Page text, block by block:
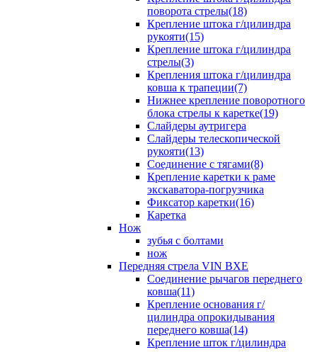
поворота стрелы(18)
Крепление штока г/цилиндра
рукояти(15)
Крепление штока г/цилиндра
стрелы(3)
Крепления штока г/цилиндра
ковша к трапеции(7)
Нижнее крепление поворотного
блока стрелы к каретке(19)
Слайдеры аутригера
Слайдеры телескопической
рукояти(13)
Соединение с тягами(8)
Крепление каретки к раме
экскаватора-погрузчика
Фиксатор каретки(16)
Каретка
Нож
зубья с болтами
нож
Передняя стрела VIN BXE
Cоединение рычагов переднего
ковша(11)
Крепление основания г/
цилиндра опрокидывания
переднего ковша(14)
Крепление шток г/цилиндра